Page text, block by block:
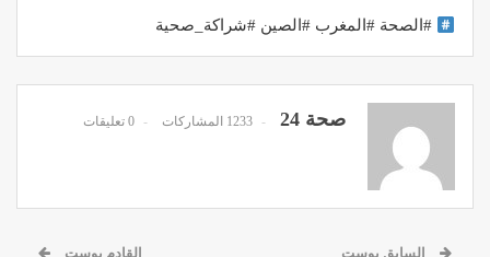
#الصحة #المغرب #الصين #شراكة_صحية
صحة 24 1233 المشاركات 0 تعليقات
السابق بوست القادم بوست